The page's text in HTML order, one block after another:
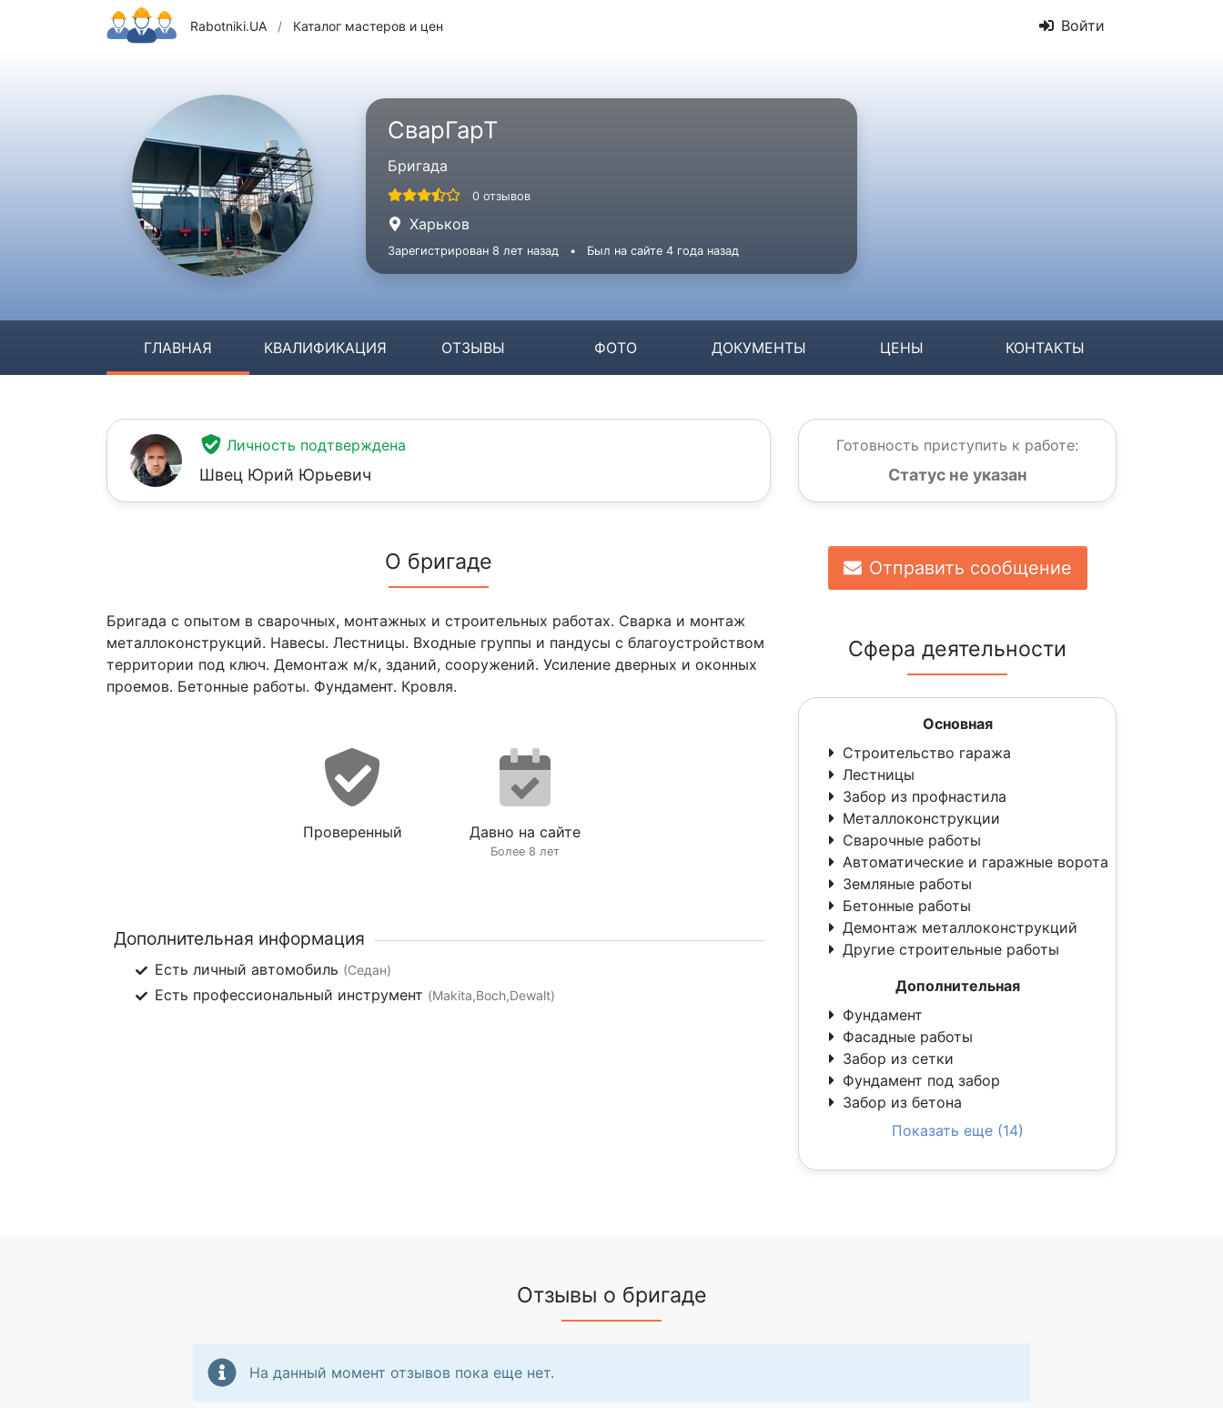
Rabotniki.UA / Каталог мастеров и цен Войти
СварГарТ
Бригада
0 отзывов
Харьков
Зарегистрирован 8 лет назад • Был на сайте 4 года назад
ГЛАВНАЯ КВАЛИФИКАЦИЯ ОТЗЫВЫ ФОТО ДОКУМЕНТЫ ЦЕНЫ КОНТАКТЫ
Личность подтверждена
Швец Юрий Юрьевич
О бригаде
Бригада с опытом в сварочных, монтажных и строительных работах. Сварка и монтаж
металлоконструкций. Навесы. Лестницы. Входные группы и пандусы с благоустройством
территории под ключ. Демонтаж м/к, зданий, сооружений. Усиление дверных и оконных
проемов. Бетонные работы. Фундамент. Кровля.
Проверенный Давно на сайте
Более 8 лет
Дополнительная информация
Есть личный автомобиль (Седан)
Есть профессиональный инструмент (Makita,Boch,Dewalt)
Готовность приступить к работе:
Статус не указан
Отправить сообщение
Сфера деятельности
Основная
Строительство гаража
Лестницы
Забор из профнастила
Металлоконструкции
Сварочные работы
Автоматические и гаражные ворота
Земляные работы
Бетонные работы
Демонтаж металлоконструкций
Другие строительные работы
Дополнительная
Фундамент
Фасадные работы
Забор из сетки
Фундамент под забор
Забор из бетона
Показать еще (14)
Отзывы о бригаде
На данный момент отзывов пока еще нет.